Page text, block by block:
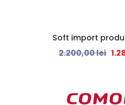
Soft import
2.200,00lei